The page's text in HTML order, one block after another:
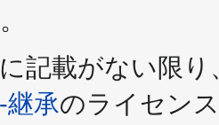
記載がない限り
継承のライセン